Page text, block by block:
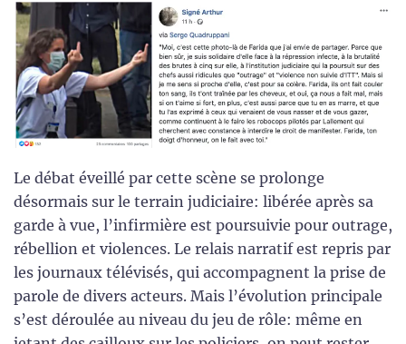
Le débat éveillé par cette scène se prolonge
désormais sur le terrain judiciaire: libérée après sa
garde à vue, l’infirmière est poursuivie pour outrage,
rébellion et violences. Le relais narratif est repris par
les journaux télévisés, qui accompagnent la prise de
parole de divers acteurs. Mais l’évolution principale
s’est déroulée au niveau du jeu de rôle: même en